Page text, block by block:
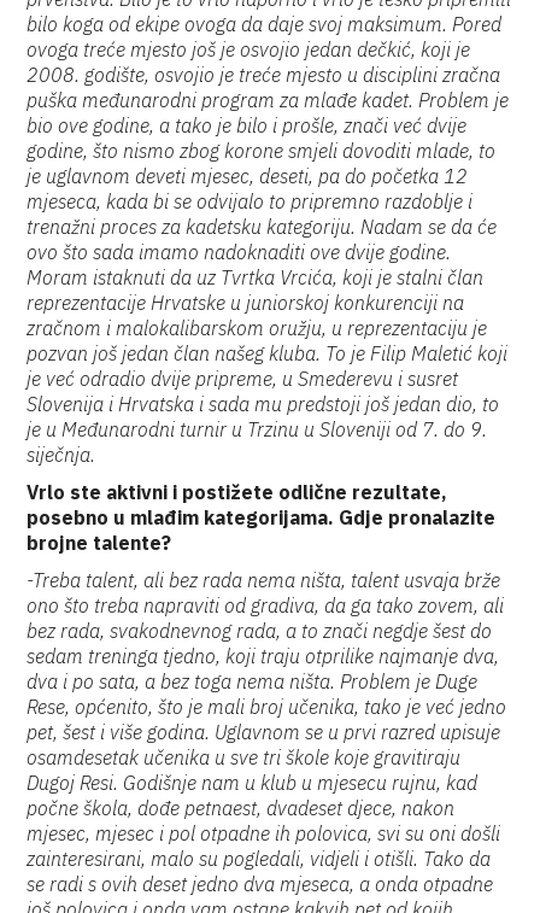
bilo koga od ekipe ovoga da daje svoj maksimum. Pored
ovoga treće mjesto još je osvojio jedan dečkić, koji je
2008. godište, osvojio je treće mjesto u disciplini zračna
puška međunarodni program za mlađe kadet. Problem je
bio ove godine, a tako je bilo i prošle, znači već dvije
godine, što nismo zbog korone smjeli dovoditi mlade, to
je uglavnom deveti mjesec, deseti, pa do početka 12
mjeseca, kada bi se odvijalo to pripremno razdoblje i
trenažni proces za kadetsku kategoriju. Nadam se da će
ovo što sada imamo nadoknaditi ove dvije godine.
Moram istaknuti da uz Tvrtka Vrcića, koji je stalni član
reprezentacije Hrvatske u juniorskoj konkurenciji na
zračnom i malokalibarskom oružju, u reprezentaciju je
pozvan još jedan član našeg kluba. To je Filip Maletić koji
je već odradio dvije pripreme, u Smederevu i susret
Slovenija i Hrvatska i sada mu predstoji još jedan dio, to
je u Međunarodni turnir u Trzinu u Sloveniji od 7. do 9.
siječnja.
Vrlo ste aktivni i postižete odlične rezultate,
posebno u mlađim kategorijama. Gdje pronalazite
brojne talente?
-Treba talent, ali bez rada nema ništa, talent usvaja brže
ono što treba napraviti od gradiva, da ga tako zovem, ali
bez rada, svakodnevnog rada, a to znači negdje šest do
sedam treninga tjedno, koji traju otprilike najmanje dva,
dva i po sata, a bez toga nema ništa. Problem je Duge
Rese, općenito, što je mali broj učenika, tako je već jedno
pet, šest i više godina. Uglavnom se u prvi razred upisuje
osamdesetak učenika u sve tri škole koje gravitiraju
Dugoj Resi. Godišnje nam u klub u mjesecu rujnu, kad
počne škola, dođe petnaest, dvadeset djece, nakon
mjesec, mjesec i pol otpadne ih polovica, svi su oni došli
zainteresirani, malo su pogledali, vidjeli i otišli. Tako da
se radi s ovih deset jedno dva mjeseca, a onda otpadne